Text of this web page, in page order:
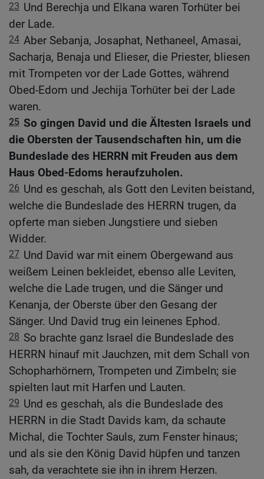
23 Und Berechja und Elkana waren Torhüter bei
der Lade.
24 Aber Sebanja, Josaphat, Nethaneel, Amasai,
Sacharja, Benaja und Elieser, die Priester, bliesen
mit Trompeten vor der Lade Gottes, während
Obed-Edom und Jechija Torhüter bei der Lade
waren.
25 So gingen David und die Ältesten Israels und
die Obersten der Tausendschaften hin, um die
Bundeslade des HERRN mit Freuden aus dem
Haus Obed-Edoms heraufzuholen.
26 Und es geschah, als Gott den Leviten beistand,
welche die Bundeslade des HERRN trugen, da
opferte man sieben Jungstiere und sieben
Widder.
27 Und David war mit einem Obergewand aus
weißem Leinen bekleidet, ebenso alle Leviten,
welche die Lade trugen, und die Sänger und
Kenanja, der Oberste über den Gesang der
Sänger. Und David trug ein leinenes Ephod.
28 So brachte ganz Israel die Bundeslade des
HERRN hinauf mit Jauchzen, mit dem Schall von
Schopharhörnern, Trompeten und Zimbeln; sie
spielten laut mit Harfen und Lauten.
29 Und es geschah, als die Bundeslade des
HERRN in die Stadt Davids kam, da schaute
Michal, die Tochter Sauls, zum Fenster hinaus;
und als sie den König David hüpfen und tanzen
sah, da verachtete sie ihn in ihrem Herzen.